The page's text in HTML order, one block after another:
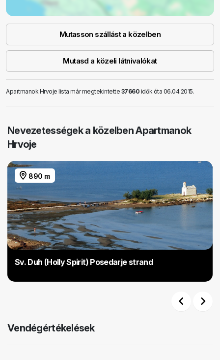
Mutasson szállást a közelben
Mutasd a közeli látnivalókat
Apartmanok Hrvoje lista már megtekintette 37660 idők óta 06.04.2015.
Nevezetességek a közelben Apartmanok
Hrvoje
890 m
Sv. Duh (Holly Spirit) Posedarje strand
Vendégértékelések